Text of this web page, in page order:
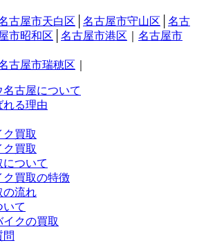
古屋市天白区 名古屋市守山区
名古
市昭和区 名古屋市港区
名古屋市
古屋市瑞穂区
名古屋について
れる理由
ク買取
ク買取
ついて
ク買取の特徴
の流れ
いて
イクの買取
問